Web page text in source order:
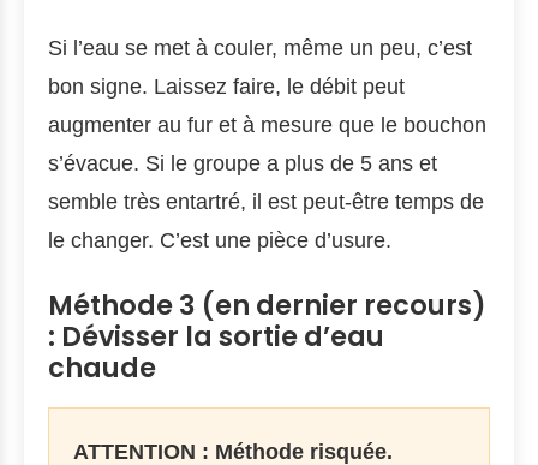
Si l’eau se met à couler, même un peu, c’est
bon signe. Laissez faire, le débit peut
augmenter au fur et à mesure que le bouchon
s’évacue. Si le groupe a plus de 5 ans et
semble très entartré, il est peut-être temps de
le changer. C’est une pièce d’usure.
Méthode 3 (en dernier recours)
: Dévisser la sortie d’eau
chaude
ATTENTION : Méthode risquée.